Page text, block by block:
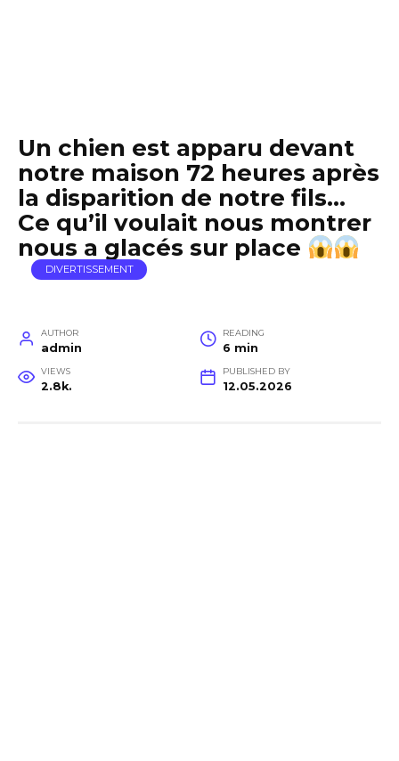
Un chien est apparu devant
notre maison 72 heures après
la disparition de notre fils…
Ce qu’il voulait nous montrer
nous a glacés sur place
DIVERTISSEMENT
AUTHOR
admin
READING
6 min
VIEWS
2.8k.
PUBLISHED BY
12.05.2026